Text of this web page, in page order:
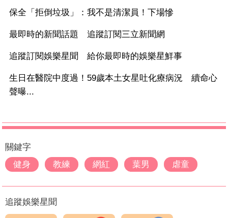
保全「拒倒垃圾」：我不是清潔員！下場慘
最即時的新聞話題 追蹤訂閱三立新聞網
追蹤訂閱娛樂星聞 給你最即時的娛樂星鮮事
生日在醫院中度過！59歲本土女星吐化療病況 續命心
聲曝...
關鍵字
健身
教練 網紅 葉男 虐童
追蹤娛樂星聞